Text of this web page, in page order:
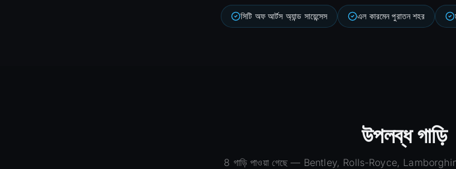
সিটি অফ আর্টস অ্যান্ড সায়েন্সেস এল কারমেন পুরাতন শহর
উপলব্ধ গাড়ি
8 গাড়ি পাওয়া গেছে — Bentley, Rolls-Royce,